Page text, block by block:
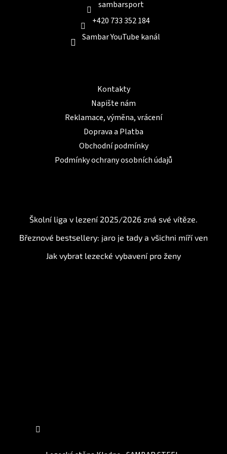
sambarsport
+420 733 352 184
Sambar YouTube kanál
Kontakty
Napište nám
Reklamace, výměna, vrácení
Doprava a Platba
Obchodní podmínky
Podmínky ochrany osobních údajů
Školní liga v lezení 2025/2026 zná své vítěze.
Březnové bestsellery: jaro je tady a všichni míří ven
Jak vybrat lezecké vybavení pro ženy